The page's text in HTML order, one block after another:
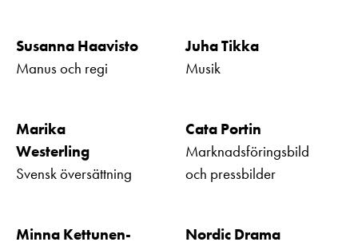
Susanna Haavisto
Manus och regi
Juha Tikka
Musik
Marika
Westerling
Svensk översättning
Cata Portin
Marknadsföringsbild
och pressbilder
Minna Kettunen-
Nordic Drama